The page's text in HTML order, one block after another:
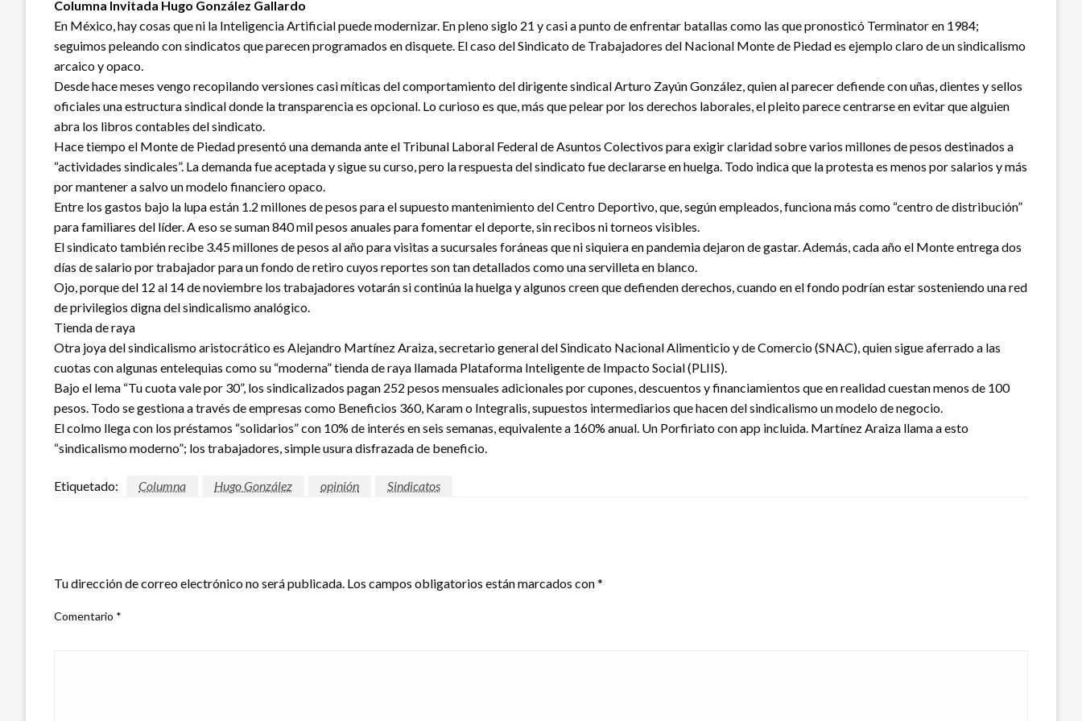
Columna Invitada Hugo González Gallardo
En México, hay cosas que ni la Inteligencia Artificial puede modernizar. En pleno siglo 21 y casi a punto de enfrentar batallas como las que pronosticó Terminator en 1984;
seguimos peleando con sindicatos que parecen programados en disquete. El caso del Sindicato de Trabajadores del Nacional Monte de Piedad es ejemplo claro de un sindicalismo
arcaico y opaco.
Desde hace meses vengo recopilando versiones casi míticas del comportamiento del dirigente sindical Arturo Zayún González, quien al parecer defiende con uñas, dientes y sellos
oficiales una estructura sindical donde la transparencia es opcional. Lo curioso es que, más que pelear por los derechos laborales, el pleito parece centrarse en evitar que alguien
abra los libros contables del sindicato.
Hace tiempo el Monte de Piedad presentó una demanda ante el Tribunal Laboral Federal de Asuntos Colectivos para exigir claridad sobre varios millones de pesos destinados a
“actividades sindicales”. La demanda fue aceptada y sigue su curso, pero la respuesta del sindicato fue declararse en huelga. Todo indica que la protesta es menos por salarios y más
por mantener a salvo un modelo financiero opaco.
Entre los gastos bajo la lupa están 1.2 millones de pesos para el supuesto mantenimiento del Centro Deportivo, que, según empleados, funciona más como “centro de distribución”
para familiares del líder. A eso se suman 840 mil pesos anuales para fomentar el deporte, sin recibos ni torneos visibles.
El sindicato también recibe 3.45 millones de pesos al año para visitas a sucursales foráneas que ni siquiera en pandemia dejaron de gastar. Además, cada año el Monte entrega dos
días de salario por trabajador para un fondo de retiro cuyos reportes son tan detallados como una servilleta en blanco.
Ojo, porque del 12 al 14 de noviembre los trabajadores votarán si continúa la huelga y algunos creen que defienden derechos, cuando en el fondo podrían estar sosteniendo una red
de privilegios digna del sindicalismo analógico.
Tienda de raya
Otra joya del sindicalismo aristocrático es Alejandro Martínez Araiza, secretario general del Sindicato Nacional Alimenticio y de Comercio (SNAC), quien sigue aferrado a las
cuotas con algunas entelequias como su “moderna” tienda de raya llamada Plataforma Inteligente de Impacto Social (PLIIS).
Bajo el lema “Tu cuota vale por 30”, los sindicalizados pagan 252 pesos mensuales adicionales por cupones, descuentos y financiamientos que en realidad cuestan menos de 100
pesos. Todo se gestiona a través de empresas como Beneficios 360, Karam o Integralis, supuestos intermediarios que hacen del sindicalismo un modelo de negocio.
El colmo llega con los préstamos “solidarios” con 10% de interés en seis semanas, equivalente a 160% anual. Un Porfiriato con app incluida. Martínez Araiza llama a esto
“sindicalismo moderno”; los trabajadores, simple usura disfrazada de beneficio.
Etiquetado: Columna Hugo González opinión Sindicatos
Tu dirección de correo electrónico no será publicada. Los campos obligatorios están marcados con*
Comentario *